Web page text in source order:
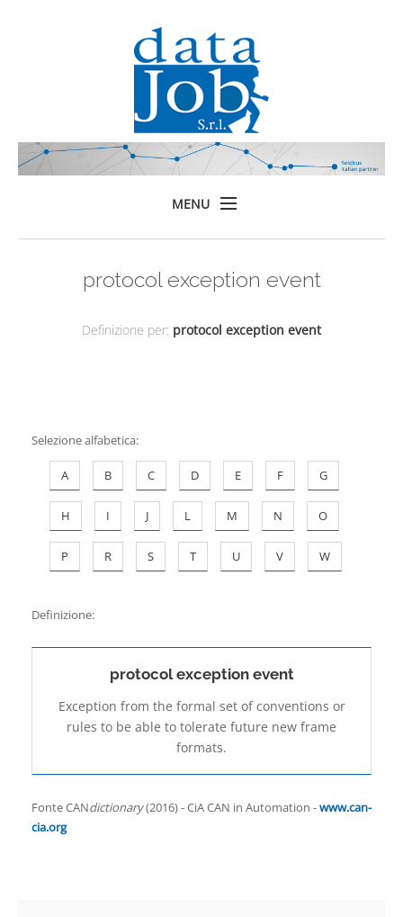
MENU
protocol exception event
Definizione per: protocol exception event
Selezione alfabetica:
A B C D E F G
H I J L M N O
P R S T U V W
Definizione:
protocol exception event
Exception from the formal set of conventions or
rules to be able to tolerate future new frame
formats.
Fonte CANdictionary(2016) - CiA CAN in Automation -www.can-
cia.org